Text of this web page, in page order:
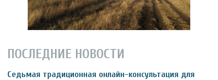
ПОСЛЕДНИЕ НОВОСТИ
Седьмая традиционная онлайн-консультация для